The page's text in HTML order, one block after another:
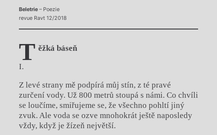
Beletrie– Poezie
revue Ravt 12/2018
T ěžká báseň
I.
Z levé strany mě podpírá můj stín, z té pravé
zurčení vody. Už 800 metrů stoupá s námi. Co chvíli
se loučíme, smiřujeme se, že všechno pohltí jiný
zvuk. Ale voda se ozve mnohokrát ještě naposledy
vždy, když je žízeň největší.